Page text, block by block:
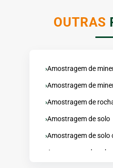
OUTRAS
Amostragem de
Amostragem de
Amostragem de
Amostragem de solo
Amostragem de solo
Amostragem de solo